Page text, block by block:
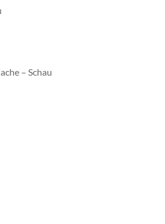
– Schau